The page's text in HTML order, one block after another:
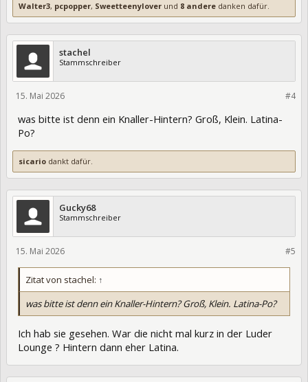
Walter3, pcpopper, Sweetteenylover und 8 andere danken dafür.
stachel
Stammschreiber
#4
15. Mai 2026
was bitte ist denn ein Knaller-Hintern? Groß, Klein. Latina-
Po?
sicario dankt dafür.
Gucky68
Stammschreiber
#5
15. Mai 2026
Zitat von stachel: ↑
was bitte ist denn ein Knaller-Hintern? Groß, Klein. Latina-Po?
Ich hab sie gesehen. War die nicht mal kurz in der Luder
Lounge ? Hintern dann eher Latina.